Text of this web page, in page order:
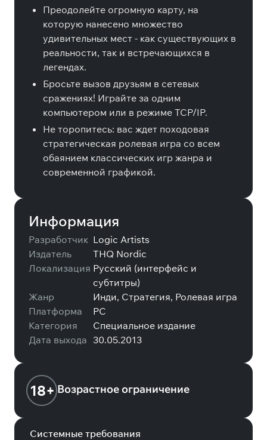
Преодолейте огромную карту, на
которую нанесено множество
удивительных мест - как существующих в
реальности, так и встречающихся в
легендах.
Бросьте вызов друзьям в сетевых
сражениях! Играйте за одним
компьютером или в режиме TCP/IP.
Не торопитесь: вас ждет походовая
стратегическая ролевая игра со всем
обаянием классических игр жанра и
современной графикой.
Информация
Разработчик Logic Artists
Издатель
THQ Nordic
Локализация Русский (интерфейс и
субтитры)
Жанр
Инди, Стратегия, Ролевая игра
Платформа
PC
Категория
Специальное издание
Дата выхода 30.05.2013
18+ Возрастное ограничение
Системные требования